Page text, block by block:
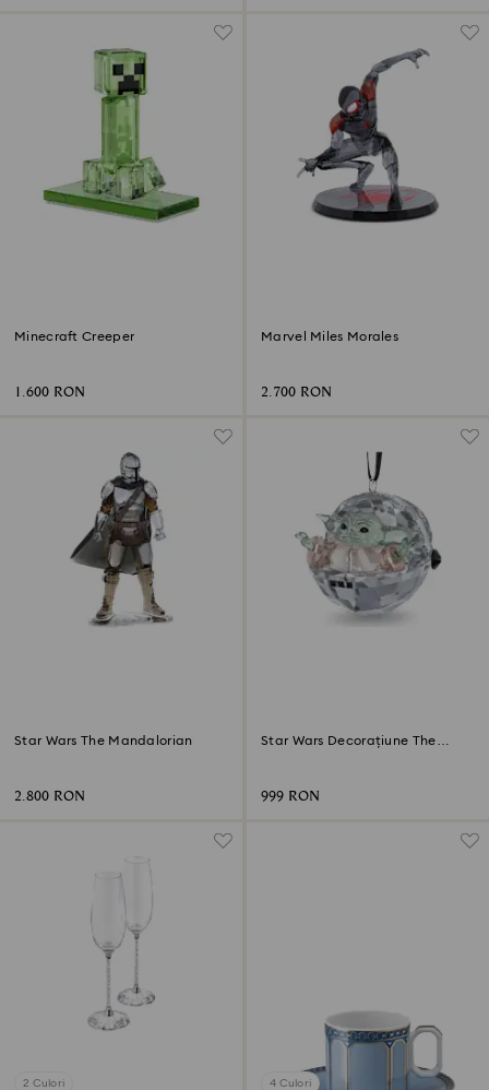
Minecraft Creeper
1.600 RON
Marvel Miles Morales
2.700 RON
Star Wars The Mandalorian
2.800 RON
Star Wars Decorațiune The
999 RON
2 Culori 4 Culori